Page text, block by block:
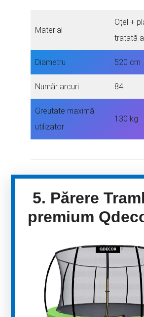
Material
Oțel +
tratată
Diametru 520 cm
Număr arcuri 84
Greutate maximă
utilizator
130 kg
5. Părere
premium